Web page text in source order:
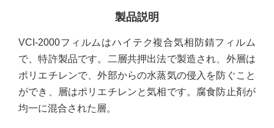
製品説明
VCI-2000フィルムはハイテク複合気相防錆フィルム
で、特許製品です。二層共押出法で製造され、外層は
ポリエチレンで、外部からの水蒸気の侵入を防ぐこと
ができ、層はポリエチレンと気相です。腐食防止剤が
均一に混合された層。